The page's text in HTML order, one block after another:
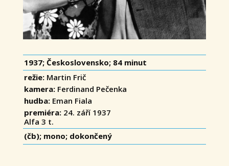
1937; Československo; 84 minut
režie: Martin Frič
kamera: Ferdinand Pečenka
hudba: Eman Fiala
premiéra: 24. září 1937
Alfa 3 t.
(čb); mono; dokončený